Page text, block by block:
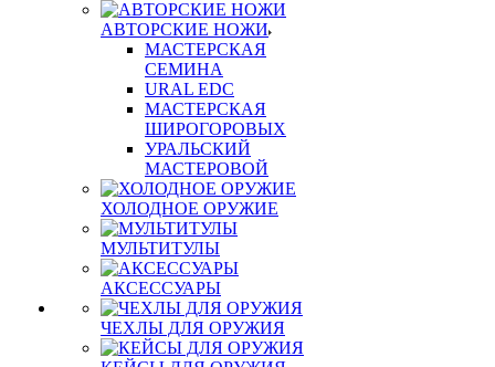
АВТОРСКИЕ НОЖИ
МАСТЕРСКАЯ
СЕМИНА
URAL EDC
МАСТЕРСКАЯ
ШИРОГОРОВЫХ
УРАЛЬСКИЙ
МАСТЕРОВОЙ
ХОЛОДНОЕ ОРУЖИЕ
МУЛЬТИТУЛЫ
АКСЕССУАРЫ
ЧЕХЛЫ ДЛЯ ОРУЖИЯ